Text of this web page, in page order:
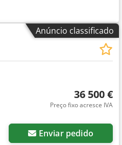
Anúncio classificado
36 500 €
Preço fixo acresce IVA
Enviar pedido